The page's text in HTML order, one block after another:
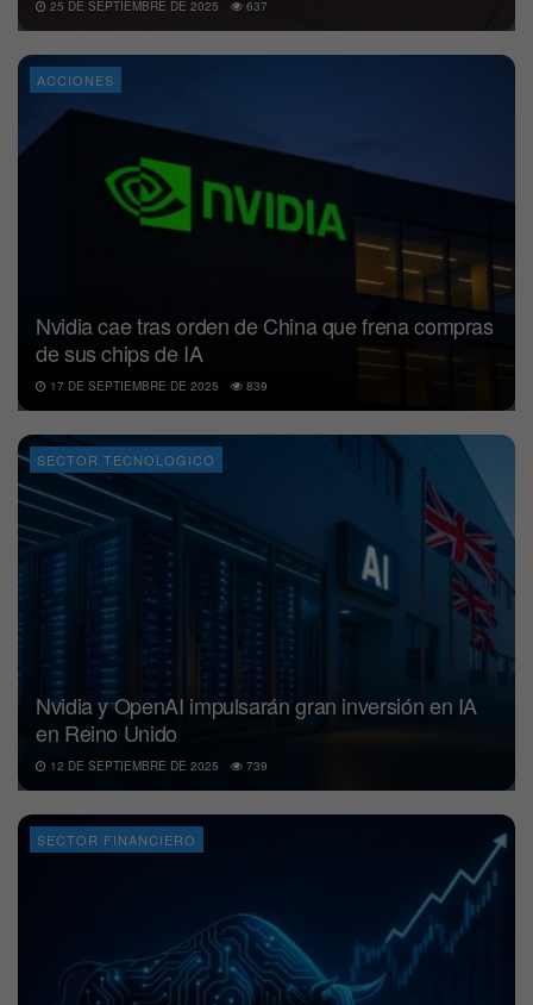
25 DE SEPTIEMBRE DE 2025 637
ACCIONES
Nvidia cae tras orden de China que frena compras
de sus chips de IA
17 DE SEPTIEMBRE DE 2025 839
SECTOR TECNOLOGICO
Nvidia y OpenAI impulsarán gran inversión en IA
en Reino Unido
12 DE SEPTIEMBRE DE 2025 739
SECTOR FINANCIERO